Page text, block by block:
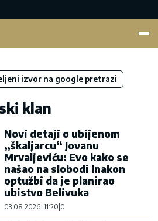
izvor na google pretrazi
klan
Novi detaji o ubijenom
„škaljarcu“ Jovanu
Mrvaljeviću: Evo kako se
našao na slobodi lnakon
optužbi da je planirao
ubistvo Belivuka
03.08.2026. 11:20 0